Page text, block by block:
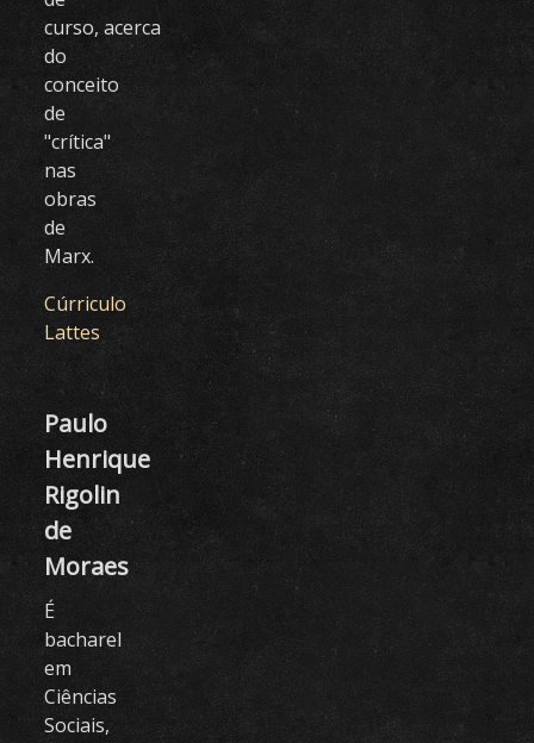
curso, acerca
do
conceito
de
"crítica"
nas
obras
de
Marx.
Cúrriculo
Lattes
Paulo
Henrique
Rigolin
de
Moraes
É
bacharel
em
Ciências
Sociais,